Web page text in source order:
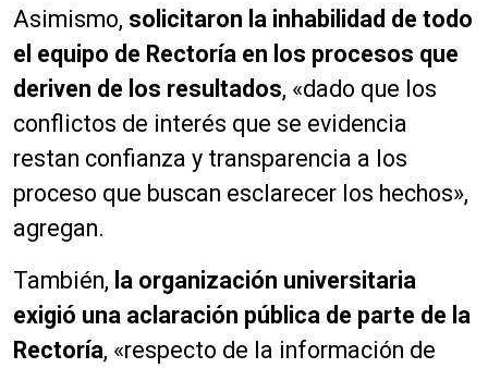
Asimismo, solicitaron la inhabilidad de todo
el equipo de Rectoría en los procesos que
deriven de los resultados, «dado que los
conflictos de interés que se evidencia
restan confianza y transparencia a los
proceso que buscan esclarecer los hechos»,
agregan.
También, la organización universitaria
exigió una aclaración pública de parte de la
Rectoría, «respecto de la información de